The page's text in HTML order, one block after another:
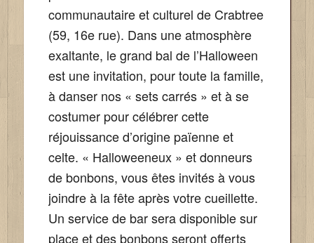
communautaire et culturel de Crabtree
(59, 16e rue). Dans une atmosphère
exaltante, le grand bal de l’Halloween
est une invitation, pour toute la famille,
à danser nos « sets carrés » et à se
costumer pour célébrer cette
réjouissance d’origine païenne et
celte. « Halloweeneux » et donneurs
de bonbons, vous êtes invités à vous
joindre à la fête après votre cueillette.
Un service de bar sera disponible sur
place et des bonbons seront offerts